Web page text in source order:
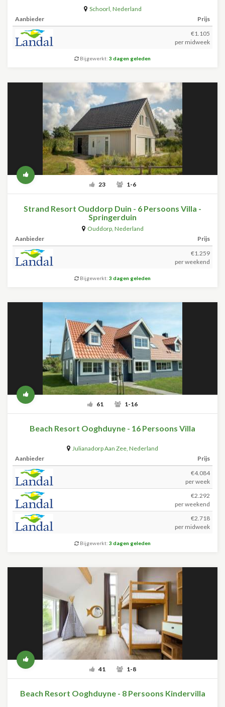
Schoorl, Nederland
Aanbieder
Prijs
€1.105
per midweek
Bijgewerkt: 3 dagen geleden
23 1-6
Strand Resort Ouddorp Duin - 6 Persoons Villa -
Springerduin
Ouddorp, Nederland
Aanbieder
Prijs
€1.259
per weekend
Bijgewerkt: 3 dagen geleden
61 1-16
Beach Resort Ooghduyne - 16 Persoons Villa
Julianadorp Aan Zee, Nederland
Aanbieder
Prijs
€4.084
per week
€2.292
per weekend
€2.718
per midweek
Bijgewerkt: 3 dagen geleden
41 1-8
Beach Resort Ooghduyne - 8 Persoons Kindervilla